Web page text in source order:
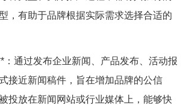
，有助于品牌根据实际需求选择合适的
：通过发布企业新闻、产品发布、活动报
接近新闻稿件，旨在增加品牌的公信
投放在新闻网站或行业媒体上，能够快